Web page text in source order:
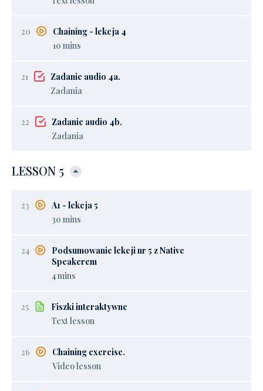
20
Chaining - lekcja 4
10 mins
21
Zadanie audio 4a.
Zadania
22
Zadanie audio 4b.
Zadania
LESSON 5
23
A1 - lekcja 5
30 mins
24
Podsumowanie lekcji nr 5 z Native
Speakerem
4 mins
25
Fiszki interaktywne
Text lesson
26
Chaining exercise.
Video lesson